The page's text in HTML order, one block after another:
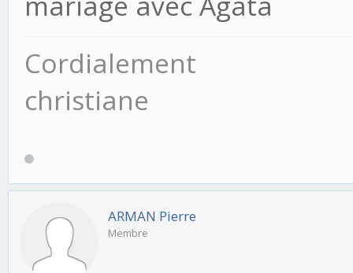
Cordialement
christiane
ARMAN Pierre
Membre